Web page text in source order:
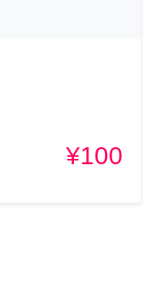
¥100